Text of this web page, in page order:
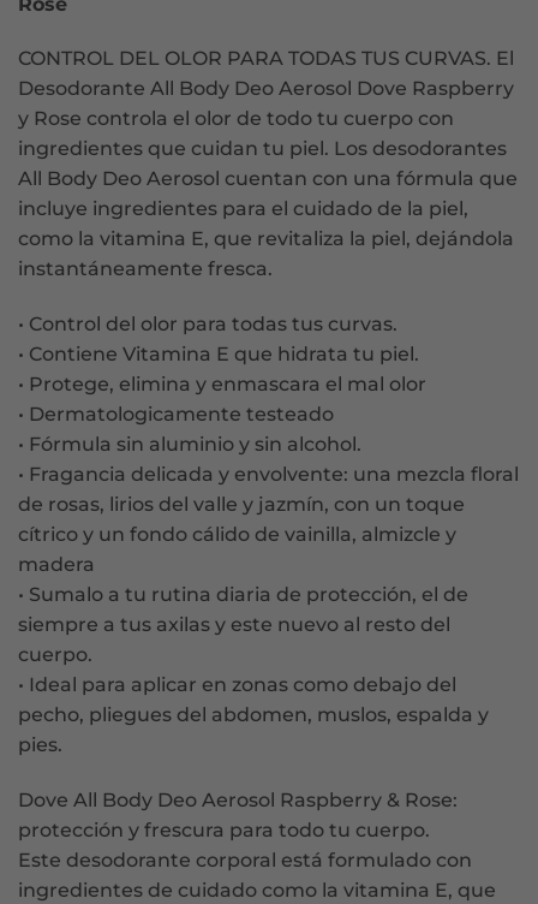
CONTROL DEL OLOR PARA TODAS TUS CURVAS. El
Desodorante All Body Deo Aerosol Dove Raspberry
y Rose controla el olor de todo tu cuerpo con
ingredientes que cuidan tu piel. Los desodorantes
All Body Deo Aerosol cuentan con una fórmula que
incluye ingredientes para el cuidado de la piel,
como la vitamina E, que revitaliza la piel, dejándola
instantáneamente fresca.
• Control del olor para todas tus curvas.
• Contiene Vitamina E que hidrata tu piel.
• Protege, elimina y enmascara el mal olor
• Dermatologicamente testeado
• Fórmula sin aluminio y sin alcohol.
• Fragancia delicada y envolvente: una mezcla floral
de rosas, lirios del valle y jazmín, con un toque
cítrico y un fondo cálido de vainilla, almizcle y
madera
• Sumalo a tu rutina diaria de protección, el de
siempre a tus axilas y este nuevo al resto del
cuerpo.
• Ideal para aplicar en zonas como debajo del
pecho, pliegues del abdomen, muslos, espalda y
pies.
Dove All Body Deo Aerosol Raspberry & Rose:
protección y frescura para todo tu cuerpo.
Este desodorante corporal está formulado con
ingredientes de cuidado como la vitamina E, que